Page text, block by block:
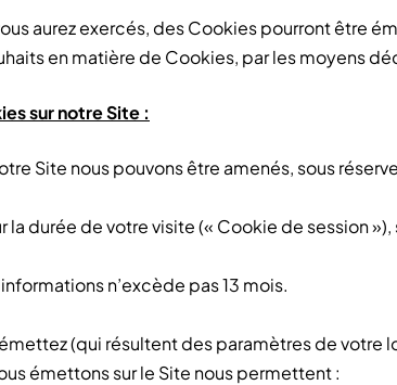
aurez exercés, des Cookies pourront être
en matière de Cookies, par les moyens
sur notre Site :
Site nous pouvons être amenés, sous
durée de votre visite (« Cookie de session
n’excède pas 13 mois.
(qui résultent des paramètres de
émettons sur le Site nous permettent :